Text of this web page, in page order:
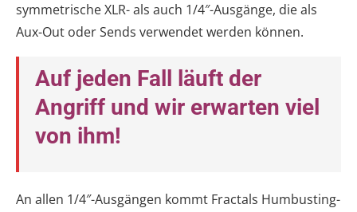
symmetrische XLR- als auch 1/4″-Ausgänge, die als
Aux-Out oder Sends verwendet werden können.
Auf jeden Fall läuft der
Angriff und wir erwarten viel
von ihm!
An allen 1/4″-Ausgängen kommt Fractals Humbusting-